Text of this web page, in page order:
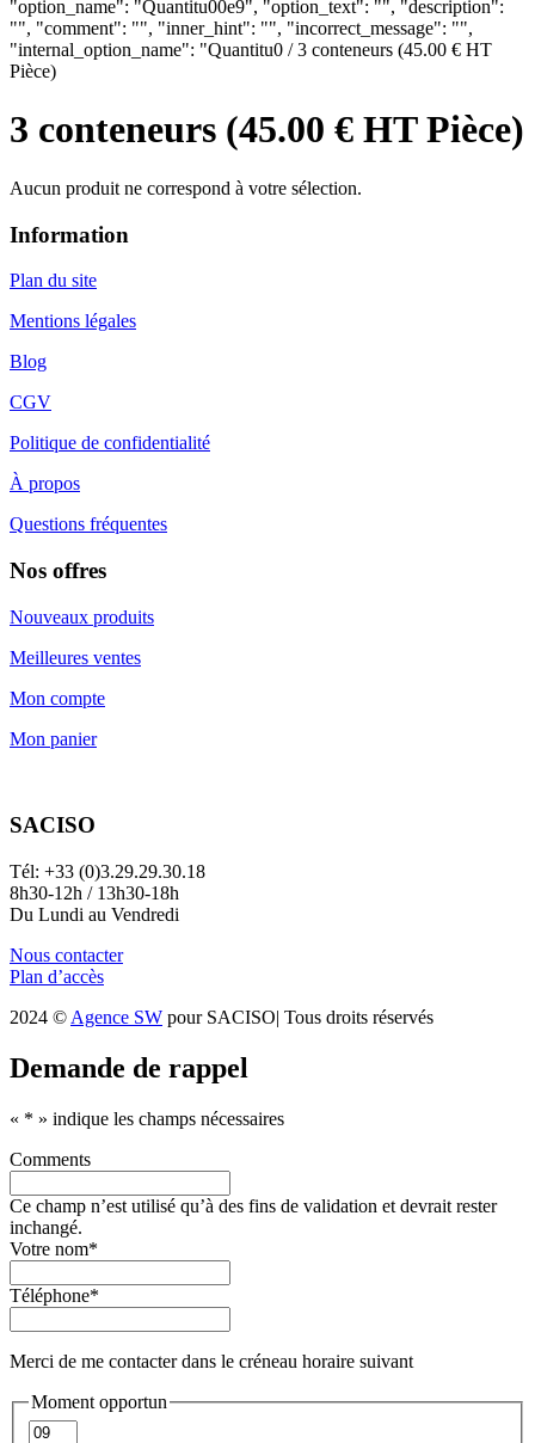
"option_name": "Quantitu00e9", "option_text": "", "description":
"", "comment": "", "inner_hint": "", "incorrect_message": "",
"internal_option_name": "Quantitu0 / 3 conteneurs (45.00 € HT
Pièce)
3 conteneurs (45.00 € HT Pièce)
Aucun produit ne correspond à votre sélection.
Information
Plan du site
Mentions légales
Blog
CGV
Politique de confidentialité
À propos
Questions fréquentes
Nos offres
Nouveaux produits
Meilleures ventes
Mon compte
Mon panier
SACISO
Tél: +33 (0)3.29.29.30.18
8h30-12h / 13h30-18h
Du Lundi au Vendredi
Nous contacter
Plan d’accès
2024 © Agence SW pour SACISO| Tous droits réservés
Demande de rappel
« * » indique les champs nécessaires
Comments
Ce champ n’est utilisé qu’à des fins de validation et devrait rester
inchangé.
Votre nom*
Téléphone*
Merci de me contacter dans le créneau horaire suivant
Moment opportun
Heures